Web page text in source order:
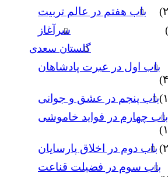
باب هفتم در عالم تربیت
سرآغاز
گلستان سعدی
باب اول در عبرت پادشاهان
باب پنجم در عشق و جوانى
باب چهارم در فواید خاموشى
باب دوم در اخلاق پارسایان
باب سوم در فضیلت قناعت